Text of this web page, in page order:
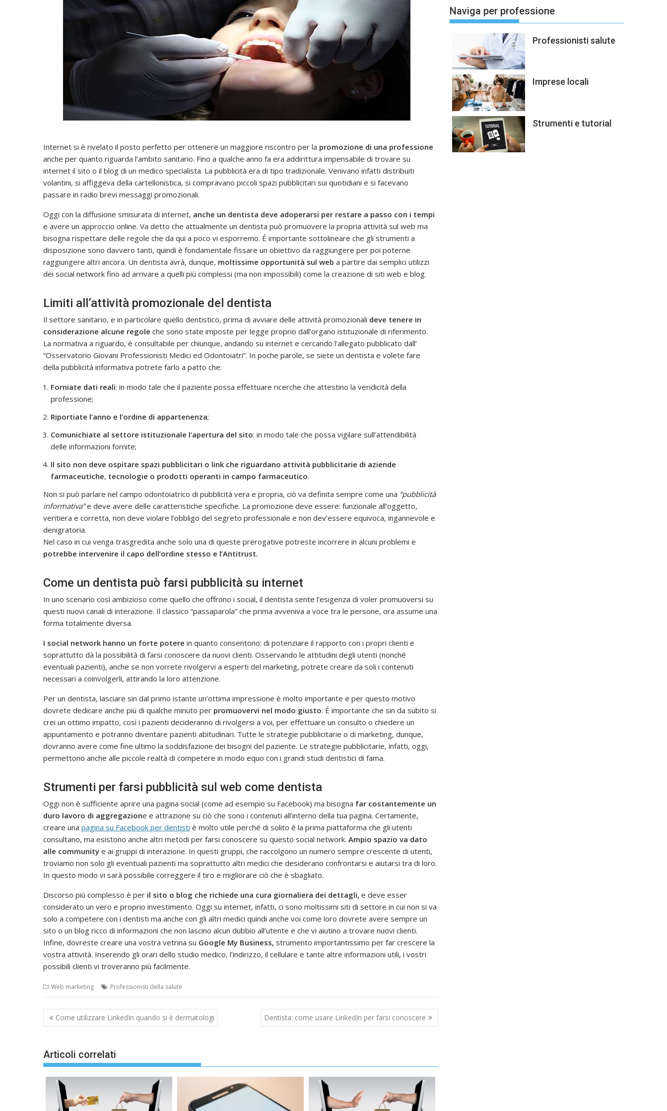
Internet si è rivelato il posto perfetto per ottenere un maggiore riscontro per la promozione di una professione
anche per quanto riguarda l’ambito sanitario. Fino a qualche anno fa era addirittura impensabile di trovare su
internet il sito o il blog di un medico specialista. La pubblicità era di tipo tradizionale. Venivano infatti distribuiti
volantini, si affiggeva della cartellonistica, si compravano piccoli spazi pubblicitari sui quotidiani e si facevano
passare in radio brevi messaggi promozionali.
Oggi con la diffusione smisurata di internet, anche un dentista deve adoperarsi per restare a passo con i tempi
e avere un approccio online. Va detto che attualmente un dentista può promuovere la propria attività sul web ma
bisogna rispettare delle regole che da qui a poco vi esporremo. É importante sottolineare che gli strumenti a
disposizione sono davvero tanti, quindi è fondamentale fissare un obiettivo da raggiungere per poi poterne
raggiungere altri ancora. Un dentista avrà, dunque, moltissime opportunità sul web a partire dai semplici utilizzi
dei social network fino ad arrivare a quelli più complessi (ma non impossibili) come la creazione di siti web e blog.
Limiti all’attività promozionale del dentista
Il settore sanitario, e in particolare quello dentistico, prima di avviare delle attività promozionali deve tenere in
considerazione alcune regole che sono state imposte per legge proprio dall’organo istituzionale di riferimento.
La normativa a riguardo, è consultabile per chiunque, andando su internet e cercando l’allegato pubblicato dall’
“Osservatorio Giovani Professionisti Medici ed Odontoiatri”. In poche parole, se siete un dentista e volete fare
della pubblicità informativa potrete farlo a patto che:
Forniate dati reali: in modo tale che il paziente possa effettuare ricerche che attestino la veridicità della
professione;
Riportiate l’anno e l’ordine di appartenenza;
Comunichiate al settore istituzionale l’apertura del sito: in modo tale che possa vigilare sull’attendibilità
delle informazioni fornite;
Il sito non deve ospitare spazi pubblicitari o link che riguardano attività pubblicitarie di aziende
farmaceutiche, tecnologie o prodotti operanti in campo farmaceutico.
Non si può parlare nel campo odontoiatrico di pubblicità vera e propria, ciò va definita sempre come una “pubblicità
informativa”e deve avere delle caratteristiche specifiche. La promozione deve essere: funzionale all’oggetto,
veritiera e corretta, non deve violare l’obbligo del segreto professionale e non dev’essere equivoca, ingannevole e
denigratoria.
Nel caso in cui venga trasgredita anche solo una di queste prerogative potreste incorrere in alcuni problemi e
potrebbe intervenire il capo dell’ordine stesso e l’Antitrust.
Come un dentista può farsi pubblicità su internet
In uno scenario così ambizioso come quello che offrono i social, il dentista sente l’esigenza di voler promuoversi su
questi nuovi canali di interazione. Il classico “passaparola” che prima avveniva a voce tra le persone, ora assume una
forma totalmente diversa.
I social network hanno un forte potere in quanto consentono: di potenziare il rapporto con i propri clienti e
soprattutto dà la possibilità di farsi conoscere da nuovi clienti. Osservando le attitudini degli utenti (nonché
eventuali pazienti), anche se non vorrete rivolgervi a esperti del marketing, potrete creare da soli i contenuti
necessari a coinvolgerli, attirando la loro attenzione.
Per un dentista, lasciare sin dal primo istante un’ottima impressione è molto importante e per questo motivo
dovrete dedicare anche più di qualche minuto per promuovervi nel modo giusto. É importante che sin da subito si
crei un ottimo impatto, così i pazienti decideranno di rivolgersi a voi, per effettuare un consulto o chiedere un
appuntamento e potranno diventare pazienti abitudinari. Tutte le strategie pubblicitarie o di marketing, dunque,
dovranno avere come fine ultimo la soddisfazione dei bisogni del paziente. Le strategie pubblicitarie, infatti, oggi,
permettono anche alle piccole realtà di competere in modo equo con i grandi studi dentistici di fama.
Strumenti per farsi pubblicità sul web come dentista
Oggi non è sufficiente aprire una pagina social (come ad esempio su Facebook) ma bisogna far costantemente un
duro lavoro di aggregazione e attrazione su ciò che sono i contenuti all’interno della tua pagina. Certamente,
creare una pagina su Facebook per dentisti è molto utile perché di solito è la prima piattaforma che gli utenti
consultano, ma esistono anche altri metodi per farsi conoscere su questo social network. Ampio spazio va dato
alle community e ai gruppi di interazione. In questi gruppi, che raccolgono un numero sempre crescente di utenti,
troviamo non solo gli eventuali pazienti ma soprattutto altri medici che desiderano confrontarsi e aiutarsi tra di loro.
In questo modo vi sarà possibile correggere il tiro e migliorare ciò che è sbagliato.
Discorso più complesso è per il sito o blog che richiede una cura giornaliera dei dettagli, e deve esser
considerato un vero e proprio investimento. Oggi su internet, infatti, ci sono moltissimi siti di settore in cui non si va
solo a competere con i dentisti ma anche con gli altri medici quindi anche voi come loro dovrete avere sempre un
sito o un blog ricco di informazioni che non lascino alcun dubbio all’utente e che vi aiutino a trovare nuovi clienti.
Infine, dovreste creare una vostra vetrina su Google My Business, strumento importantissimo per far crescere la
vostra attività. Inserendo gli orari dello studio medico, l’indirizzo, il cellulare e tante altre informazioni utili, i vostri
possibili clienti vi troveranno più facilmente.
Web marketing Professionisti della salute
Navigazione
articoli
Come utilizzare LinkedIn quando si è dermatologi Dentista: come usare LinkedIn per farsi conoscere
Articoli correlati
Naviga per professione
Professionisti salute
Imprese locali
Strumenti e tutorial